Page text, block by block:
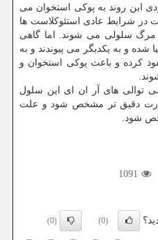
این روند به پوکی استخوان می
در شرایط عادی استئوکلاست ها
مرگ سلولی می شوند. اما گاهی
شده و به یکدیگر می پیوندند و به
کرده و باعث پوکی استخوان و
توالی های آر ان ای این سلول
دقیق تر مشخص شود و علت
شود.
1091
(0)
(0)